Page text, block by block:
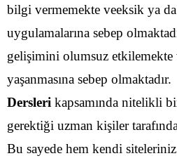
bilgi vermemekte veeksik ya da
uygulamalarına sebep
gelişimini olumsuz etkilemekte
yaşanmasına sebep olmaktadır.
Dersleri kapsamında nitelikli
gerektiği uzman kişiler
Bu sayede hem kendi